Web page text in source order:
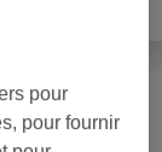
de 50 €
pour
pour fournir